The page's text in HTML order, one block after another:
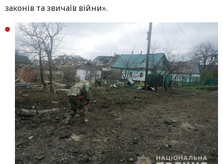
законів та звичаїв війни».